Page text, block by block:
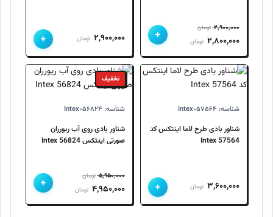
۲,۹۰۰,۰۰۰ تومان
قیمت
اصلی
۲,۹۰۰,۰۰۰ تومان
بود.
۲,۸۰۰,۰۰۰ تومانقیمت
فعلی
۲,۸۰۰,۰۰۰ تومان
+ ۲,۹۰۰,۰۰۰ تومان +
شناسه: Intex-۵۷۵۶۴
شناور بادی طرح لاما اینتکس کد
57564 Intex
۳,۶۰۰,۰۰۰ تومان +
تخفیف
شناسه: Intex-۵۶۸۲۴
شناور بادی روی آب ریورران
صورتی اینتکس 56824 Intex
۵,۹۵۰,۰۰۰ تومان
قیمت
اصلی
۴,۹۵۰,۰۰۰ تومانقیمت
فعلی
+